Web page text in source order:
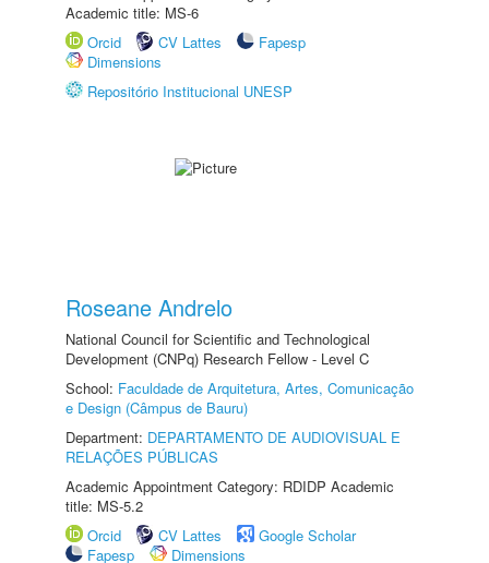
Academic title: MS-6
Orcid
CV Lattes
Fapesp
Dimensions
Repositório Institucional UNESP
Roseane Andrelo
National Council for Scientific and Technological
Development (CNPq) Research Fellow - Level C
School: Faculdade de Arquitetura, Artes, Comunicação
e Design (Câmpus de Bauru)
Department: DEPARTAMENTO DE AUDIOVISUAL E
RELAÇÕES PÚBLICAS
Academic Appointment Category: RDIDP Academic
title: MS-5.2
Orcid
CV Lattes
Google Scholar
Fapesp
Dimensions